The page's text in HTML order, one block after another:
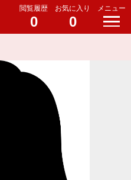
閲覧履歴
0
お気に入り
0
メニュー